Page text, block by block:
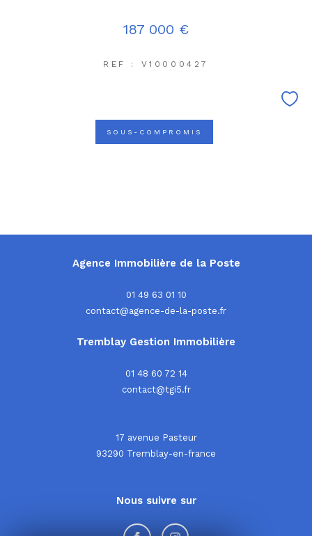
187 000 €
REF : V10000427
SOUS-COMPROMIS
Agence Immobilière de la Poste
01 49 63 01 10
contact@agence-de-la-poste.fr
Tremblay Gestion Immobilière
01 48 60 72 14
contact@tgi5.fr
17 avenue Pasteur
93290
tremblay-en-france
Nous suivre sur